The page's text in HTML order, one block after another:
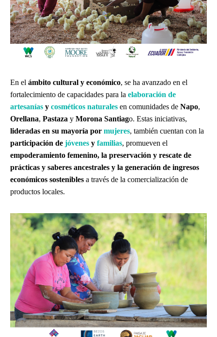
En el ámbito cultural y económico, se ha avanzado en el
fortalecimiento de capacidades para la elaboración de
artesanías y cosméticos naturales en comunidades de Napo,
Orellana, Pastaza y Morona Santiago. Estas iniciativas,
lideradas en su mayoría por mujeres, también cuentan con la
participación de jóvenes y familias, promueven el
empoderamiento femenino, la preservación y rescate de
prácticas y saberes ancestrales y la generación de ingresos
económicos sostenibles a través de la comercialización de
productos locales.